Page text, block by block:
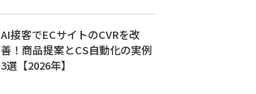
AI接客でECサイトのCVRを改
善！商品提案とCS自動化の実例
3選【2026年】